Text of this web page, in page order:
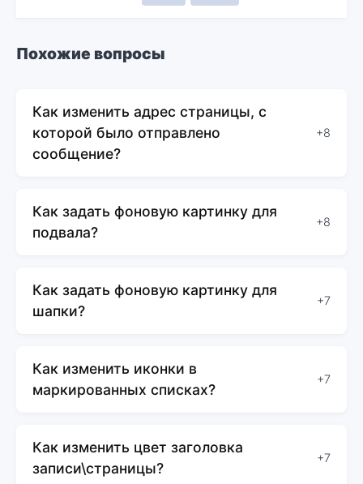
Похожие вопросы
Как изменить адрес страницы, с
которой было отправлено
сообщение?
+8
Как задать фоновую картинку для
подвала?
+8
Как задать фоновую картинку для
шапки?
+7
Как изменить иконки в
маркированных списках?
+7
Как изменить цвет заголовка
записи\страницы?
+7